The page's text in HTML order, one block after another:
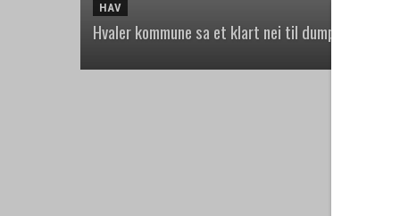
HAV
Hvaler kommune sa et klart nei til dumping av